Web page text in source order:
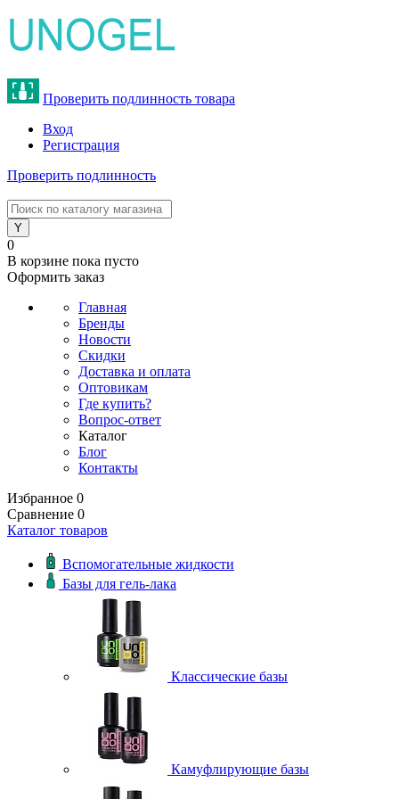
Проверить подлинность товара
Вход
Регистрация
Проверить подлинность
0
В корзине пока пусто
Оформить заказ
Главная
Бренды
Новости
Скидки
Доставка и оплата
Оптовикам
Где купить?
Вопрос-ответ
Каталог
Блог
Контакты
Избранное 0
Сравнение 0
Каталог товаров
Вспомогательные жидкости
Базы для гель-лака
Классические базы
Камуфлирующие базы